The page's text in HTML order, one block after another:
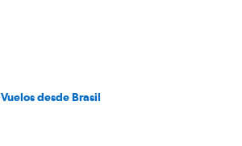
Vuelos desde Brasil